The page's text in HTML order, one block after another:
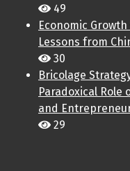
49
Economic
Lessons from
30
Bricolage
Paradoxical
and
29